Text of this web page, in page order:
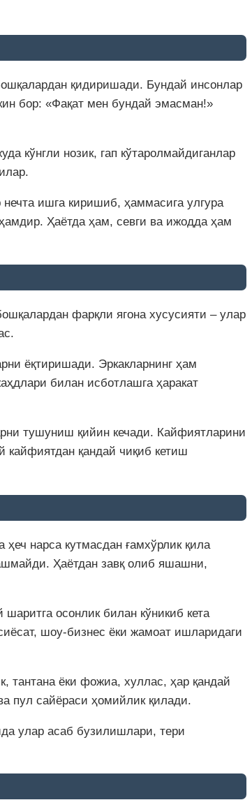
қидиришади. Бундай инсонлар
бор: «Фақат мен бундай эмасман!»
кўнгли нозик, гап кўтаролмайдиганлар
ишга киришиб, ҳаммасига улгура
Ҳаётда ҳам, севги ва ижодда ҳам
фарқли ягона хусусияти – улар
ёқтиришади. Эркакларнинг ҳам
билан исботлашга ҳаракат
тушуниш қийин кечади. Кайфиятларини
қандай чиқиб кетиш
нарса кутмасдан ғамхўрлик қила
Ҳаётдан завқ олиб яшашни,
осонлик билан кўникиб кета
шоу-бизнес ёки жамоат ишларидаги
тантана ёки фожиа, хуллас, ҳар қандай
пул сайёраси ҳомийлик қилади.
улар асаб бузилишлари, тери